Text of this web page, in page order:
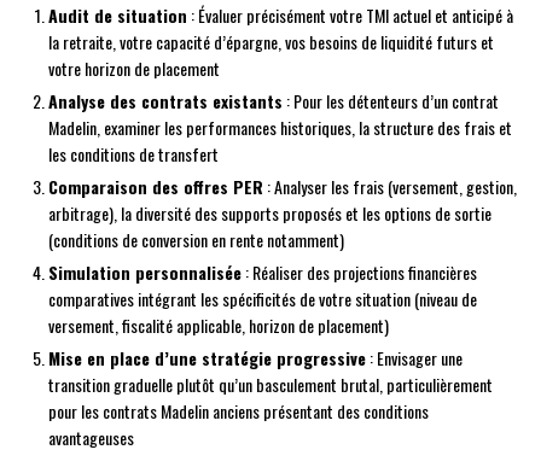
Audit de situation : Évaluer précisément votre TMI actuel et anticipé à
la retraite, votre capacité d’épargne, vos besoins de liquidité futurs et
votre horizon de placement
Analyse des contrats existants : Pour les détenteurs d’un contrat
Madelin, examiner les performances historiques, la structure des frais et
les conditions de transfert
Comparaison des offres PER : Analyser les frais (versement, gestion,
arbitrage), la diversité des supports proposés et les options de sortie
(conditions de conversion en rente notamment)
Simulation personnalisée: Réaliser des projections financières
comparatives intégrant les spécificités de votre situation (niveau de
versement, fiscalité applicable, horizon de placement)
Mise en place d’une stratégie progressive: Envisager une
transition graduelle plutôt qu’un basculement brutal, particulièrement
pour les contrats Madelin anciens présentant des conditions
avantageuses